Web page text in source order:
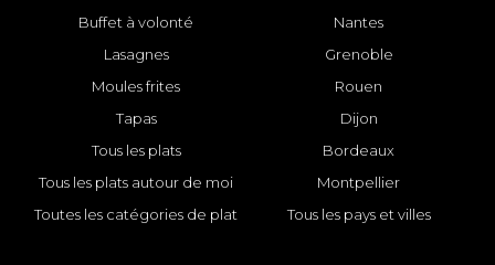
Buffet à volonté
Lasagnes
Moules frites
Tapas
Tous les plats
Tous les plats autour de moi
Toutes les catégories de plat
Nantes
Grenoble
Rouen
Dijon
Bordeaux
Montpellier
Tous les pays et villes